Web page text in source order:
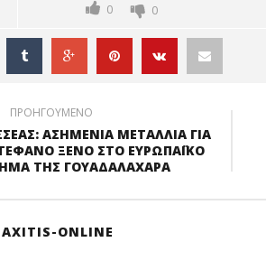
0 0
ΠΡΟΗΓΟΥΜΕΝΟ
ΑΣΗΜΕΝΙΑ ΜΕΤΑΛΛΙΑ ΓΙΑ
ΞΕΝΟ ΣΤΟ ΕΥΡΩΠΑΪΚΟ
ΤΗΣ ΓΟΥΑΔΑΛΑΧΑΡΑ
ONLINE